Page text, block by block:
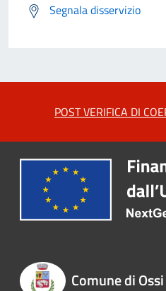
Segnala disservizio
POST VERIFICA DI
Comune di Ossi